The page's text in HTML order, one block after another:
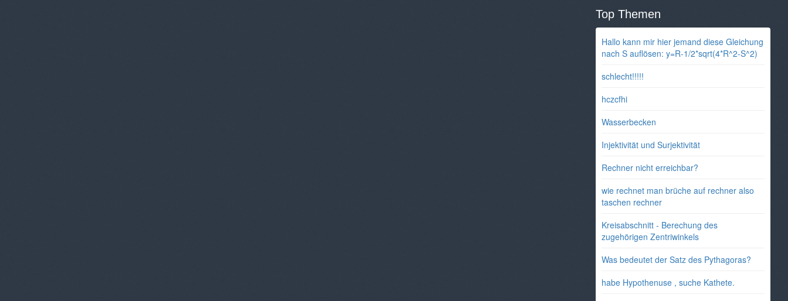
Top Themen
Hallo kann mir hier jemand diese Gleichung
nach S auflösen: y=R-1/2*sqrt(4*R^2-S^2)
schlecht!!!!!
hczcfhi
Wasserbecken
Injektivität und Surjektivität
Rechner nicht erreichbar?
wie rechnet man brüche auf rechner also
taschen rechner
Kreisabschnitt - Berechung des
zugehörigen Zentriwinkels
Was bedeutet der Satz des Pythagoras?
habe Hypothenuse , suche Kathete.